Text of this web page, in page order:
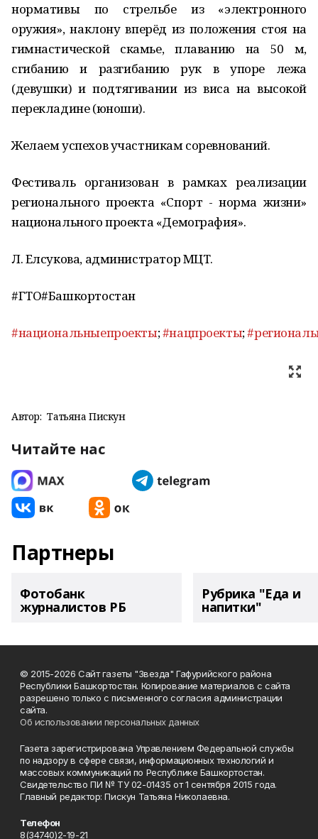
нормативы по стрельбе из «электронного
оружия», наклону вперёд из положения стоя на
гимнастической скамье, плаванию на 50 м,
сгибанию и разгибанию рук в упоре лежа
(девушки) и подтягивании из виса на высокой
перекладине (юноши).
Желаем успехов участникам соревнований.
Фестиваль организован в рамках реализации
регионального проекта «Спорт - норма жизни»
национального проекта «Демография».
Л. Елсукова, администратор МЦТ.
#ГТО#Башкортостан
#национальныепроекты;#нацпроекты;
Автор: Татьяна Пискун
Читайте нас
Партнеры
Фотобанк
журналистов РБ
Рубрика "Еда и
напитки"
© 2015-2026 Сайт газеты "Звезда" Гафурийского района
Республики Башкортостан. Копирование материалов с сайта
разрешено только с письменного согласия администрации
сайта.
Об использовании персональных данных
Газета зарегистрирована Управлением Федеральной службы
по надзору в сфере связи, информационных технологий и
массовых коммуникаций по Республике Башкортостан.
Свидетельство ПИ № ТУ 02-01435 от 1 сентября 2015 года.
Главный редактор: Пискун Татьяна Николаевна.
Телефон
8(34740)2-19-21